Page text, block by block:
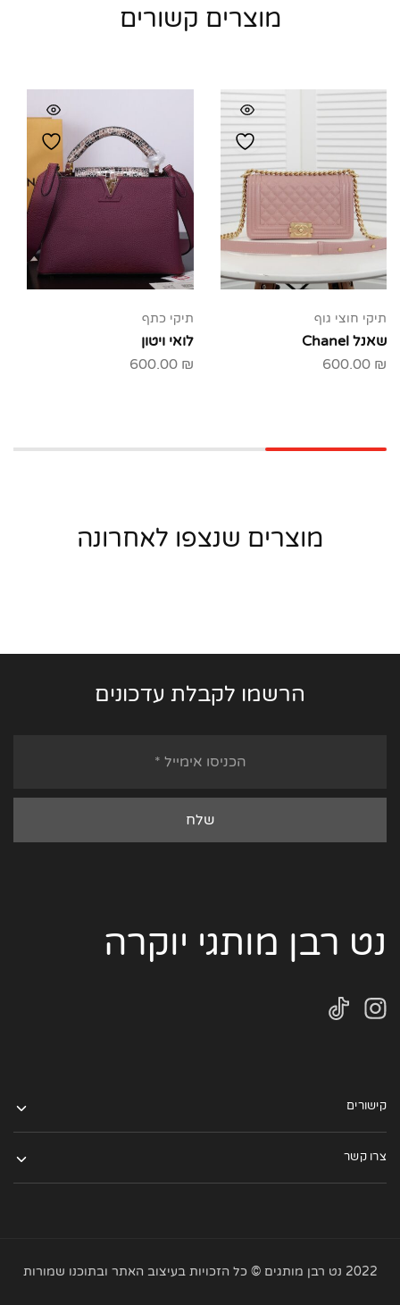
מוצרים קשורים
תיקי חוצי גוף
שאנל Chanel
600.00 ₪
תיקי כתף
לואי ויטון
600.00 ₪
מוצרים שנצפו לאחרונה
הרשמו לקבלת עדכונים
נט רבן מותגי יוקרה
קישורים
צרו קשר
2022 נט רבן מותגים © כל הזכויות בעיצוב האתר ובתוכנו שמורות